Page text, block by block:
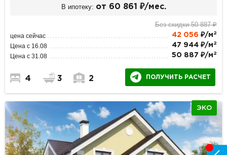
В ипотеку: от 60 861 ₽/мес.
Без скидки 50 887 ₽
цена сейчас 42 056 ₽/м 2
Цена с 16.08 47 944 ₽/м 2
Цена с 31.08 50 887 ₽/м 2
4 3 2 ПОЛУЧИТЬ РАСЧЕТ
ЭКО